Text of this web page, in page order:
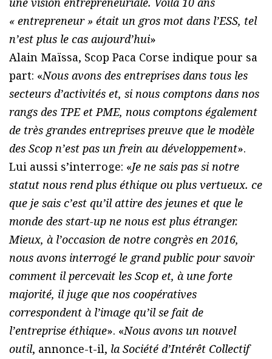
« entrepreneur » était un gros mot dans l’ESS, tel
n’est plus le cas aujourd’hui»
Alain Maïssa, Scop Paca Corse indique pour sa
part: «Nous avons des entreprises dans tous les
secteurs d’activités et, si nous comptons dans nos
rangs des TPE et PME, nous comptons également
de très grandes entreprises preuve que le modèle
des Scop n’est pas un frein au développement».
Lui aussi s’interroge: «Je ne sais pas si notre
statut nous rend plus éthique ou plus vertueux. ce
que je sais c’est qu’il attire des jeunes et que le
monde des start-up ne nous est plus étranger.
Mieux, à l’occasion de notre congrès en 2016,
nous avons interrogé le grand public pour savoir
comment il percevait les Scop et, à une forte
majorité, il juge que nos coopératives
correspondent à l’image qu’il se fait de
l’entreprise éthique». «Nous avons un nouvel
outil, annonce-t-il, la Société d’Intérêt Collectif